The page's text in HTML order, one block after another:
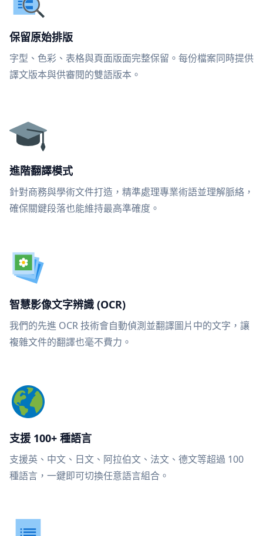
保留原始排版
字型、色彩、表格與頁面版面完整保留。每份檔案同時提供
譯文版本與供審閱的雙語版本。
進階翻譯模式
針對商務與學術文件打造，精準處理專業術語並理解脈絡，
確保關鍵段落也能維持最高準確度。
智慧影像文字辨識 (OCR)
我們的先進 OCR 技術會自動偵測並翻譯圖片中的文字，讓
複雜文件的翻譯也毫不費力。
支援 100+ 種語言
支援英、中文、日文、阿拉伯文、法文、德文等超過 100
種語言，一鍵即可切換任意語言組合。